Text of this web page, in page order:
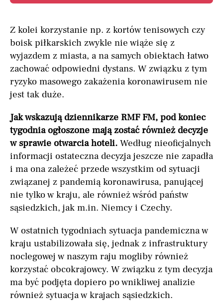
Z kolei korzystanie np. z kortów tenisowych czy
boisk piłkarskich zwykle nie wiąże się z
wyjazdem z miasta, a na samych obiektach łatwo
zachować odpowiedni dystans. W związku z tym
ryzyko masowego zakażenia koronawirusem nie
jest tak duże.
Jak wskazują dziennikarze RMF FM, pod koniec
tygodnia ogłoszone mają zostać również decyzje
w sprawie otwarcia hoteli. Według nieoficjalnych
informacji ostateczna decyzja jeszcze nie zapadła
i ma ona zależeć przede wszystkim od sytuacji
związanej z pandemią koronawirusa, panującej
nie tylko w kraju, ale również wśród państw
sąsiedzkich, jak m.in. Niemcy i Czechy.
W ostatnich tygodniach sytuacja pandemiczna w
kraju ustabilizowała się, jednak z infrastruktury
noclegowej w naszym raju mogliby również
korzystać obcokrajowcy. W związku z tym decyzja
ma być podjęta dopiero po wnikliwej analizie
również sytuacja w krajach sąsiedzkich.